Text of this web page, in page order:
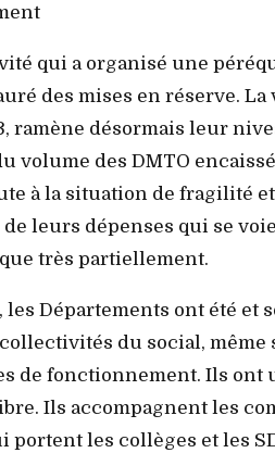
qui a organisé une
des mises en réserve.
ramène désormais leur
volume des DMTO
à la situation de fragilité
leurs dépenses qui se
très partiellement.
Départements ont été et
du social,
de fonctionnement. Ils ont
Ils accompagnent les
portent les collèges et les